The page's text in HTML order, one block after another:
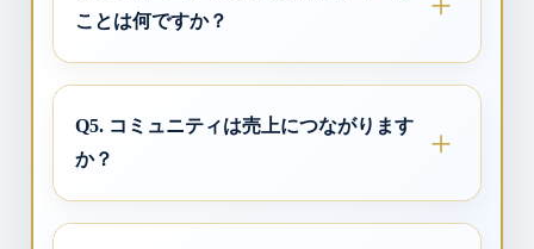
ことは何ですか？
Q5. コミュニティは売上につながります
か？